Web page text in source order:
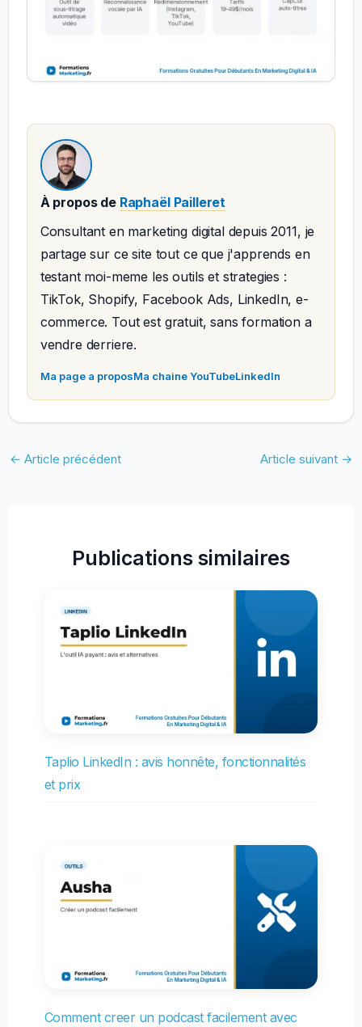
À propos de Raphaël Pailleret
Consultant en marketing digital depuis 2011, je
partage sur ce site tout ce que j'apprends en
testant moi-meme les outils et strategies :
TikTok, Shopify, Facebook Ads, LinkedIn, e-
commerce. Tout est gratuit, sans formation a
vendre derriere.
Ma page a proposMa chaine YouTubeLinkedIn
← Article précédent Article suivant →
Publications similaires
Taplio LinkedIn : avis honnête, fonctionnalités
et prix
Comment creer un podcast facilement avec